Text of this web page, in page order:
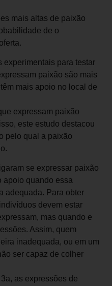
mais altas de paixão
de o
experimentais para testar
paixão são mais
mais apoio no local de
expressam paixão
este estudo destacou
pelo qual a paixão
se expressar paixão
apoio quando essa
adequada. Para obter
devem estar
mas quando e
Assim, quem
inadequada, ou em um
ser capaz de colher
as expressões de